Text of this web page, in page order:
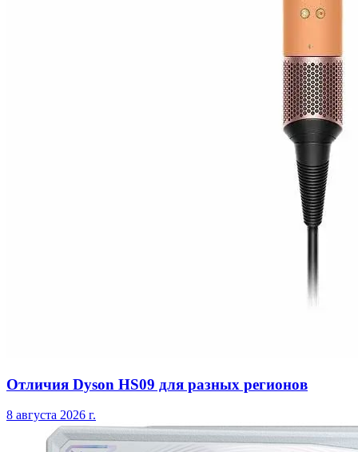
Отличия Dyson HS09 для разных регионов
8 августа 2026 г.